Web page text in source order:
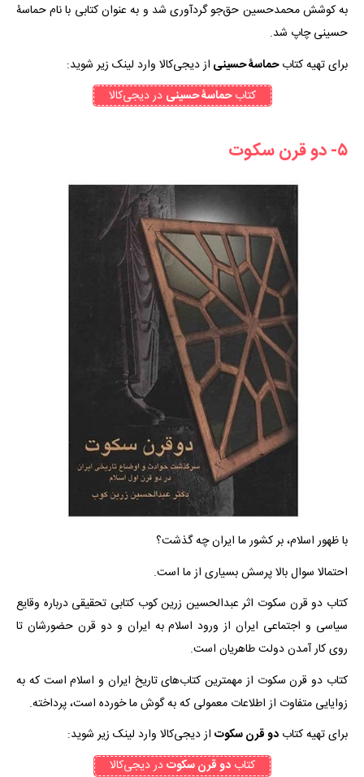
به کوشش محمدحسین حق‌جو گردآوری شد و به عنوان کتابی با نام حماسۀ
حسینی چاپ شد.
برای تهیه کتابحماسۀ حسینی از دیجی‌کالا وارد لینک زیر شوید:
کتابحماسۀ حسینی در دیجی‌کالا
۵- دو قرن سکوت
با ظهور اسلام، بر کشور ما ایران چه گذشت؟
احتمالا سوال بالا پرسش بسیاری از ما است.
کتاب دو قرن سکوت اثر عبدالحسین زرین کوب کتابی تحقیقی درباره وقایع
سیاسی و اجتماعی ایران از ورود اسلام به ایران و دو قرن حضورشان تا
روی کار آمدن دولت طاهریان است.
کتاب دو قرن سکوت از مهمترین کتاب‌های تاریخ ایران و اسلام است که به
زوایایی متفاوت از اطلاعات معمولی که به گوش ما خورده است، پرداخته.
برای تهیه کتاب دو قرن سکوتاز دیجی‌کالا وارد لینک زیر شوید:
کتابدو قرن سکوتدر دیجی‌کالا